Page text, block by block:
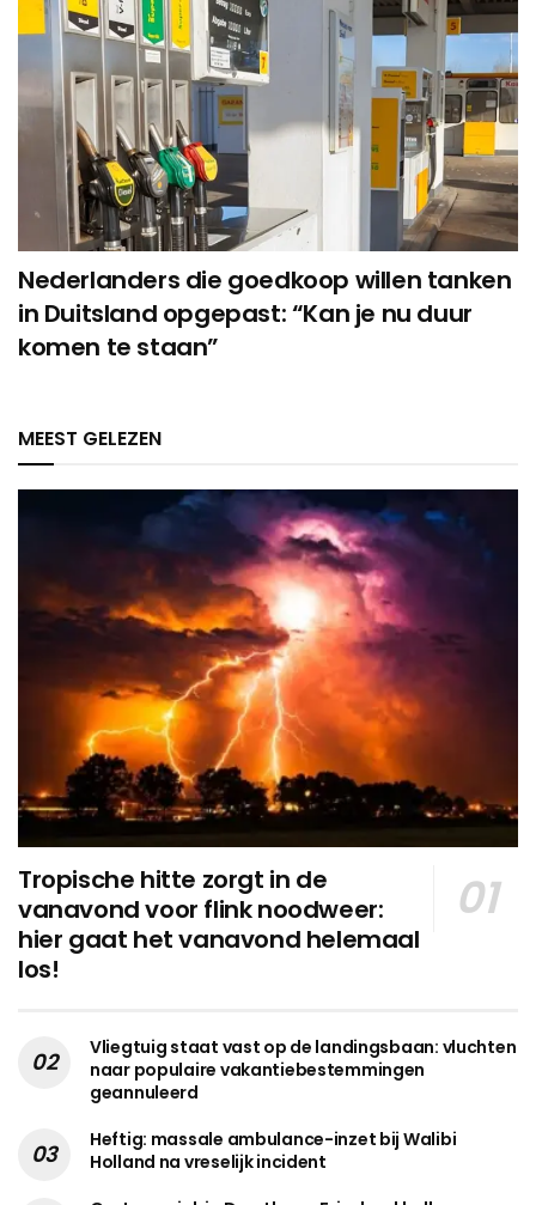
Nederlanders die goedkoop willen tanken
in Duitsland opgepast: “Kan je nu duur
komen te staan”
MEEST GELEZEN
Tropische hitte zorgt in de
vanavond voor flink noodweer:
hier gaat het vanavond helemaal
los!
Vliegtuig staat vast op de landingsbaan: vluchten
naar populaire vakantiebestemmingen
geannuleerd
Heftig: massale ambulance-inzet bij Walibi
Holland na vreselijk incident